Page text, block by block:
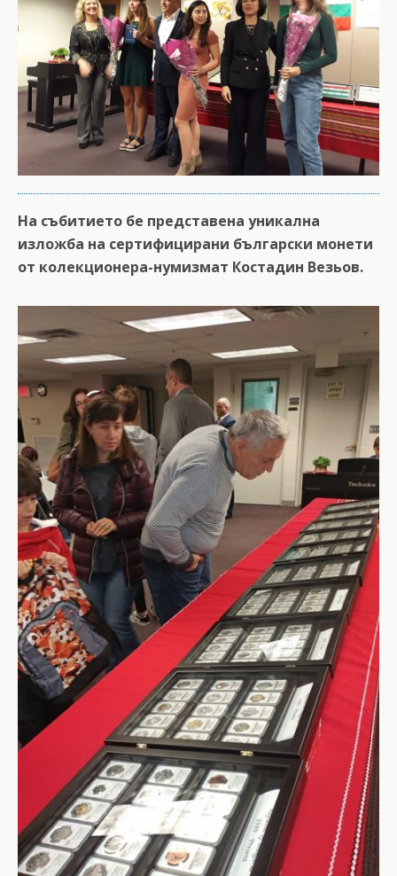
На събитието бе представена уникална
изложба на сертифицирани български монети
от колекционера-нумизмат Костадин Везьов.